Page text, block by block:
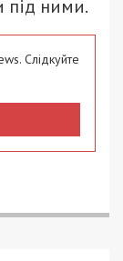
під ними.
Слідкуйте